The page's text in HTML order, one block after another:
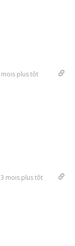
mois plus tôt
3 mois plus tôt